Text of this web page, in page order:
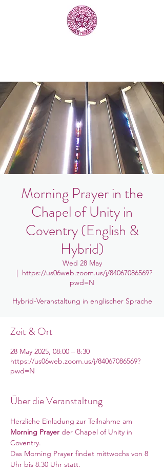
Morning Prayer in the
Chapel of Unity in
Coventry (English &
Hybrid)
Wed 28 May
  |
https://us06web.zoom.us/j/84067086569?
pwd=N
Hybrid-Veranstaltung in englischer Sprache
Zeit & Ort
28 May 2025, 08:00 – 8:30
https://us06web.zoom.us/j/84067086569?
pwd=N
Über die Veranstaltung
Herzliche Einladung zur Teilnahme am
Morning Prayer der Chapel of Unity in
Coventry.
Das Morning Prayer findet mittwochs von 8
Uhr bis 8.30 Uhr statt.